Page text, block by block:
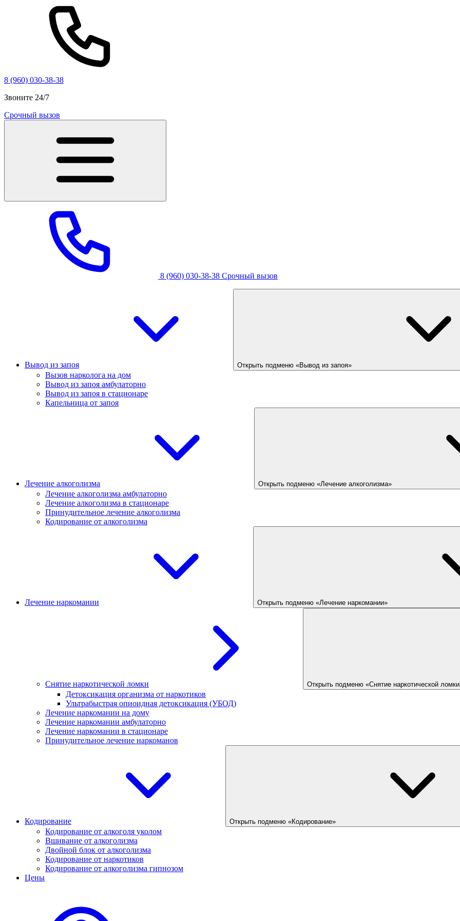
8 (960) 030-38-38
Звоните 24/7
Срочный вызов
8 (960) 030-38-38 Срочный вызов
Вывод из запоя Открыть подменю «Вывод из запоя»
Вызов нарколога на дом
Вывод из запоя амбулаторно
Вывод из запоя в стационаре
Капельница от запоя
Лечение алкоголизма Открыть подменю «Лечение алкоголизма»
Лечение алкоголизма амбулаторно
Лечение алкоголизма в стационаре
Принудительное лечение алкоголизма
Кодирование от алкоголизма
Лечение наркомании Открыть подменю «Лечение наркомании»
Снятие наркотической ломки Открыть подменю «Снятие наркотической
Детоксикация организма от наркотиков
Ультрабыстрая опиоидная детоксикация (УБОД)
Лечение наркомании на дому
Лечение наркомании амбулаторно
Лечение наркомании в стационаре
Принудительное лечение наркоманов
Кодирование Открыть подменю «Кодирование»
Кодирование от алкоголя уколом
Вшивание от алкоголизма
Двойной блок от алкоголизма
Кодирование от наркотиков
Кодирование от алкоголизма гипнозом
Цены